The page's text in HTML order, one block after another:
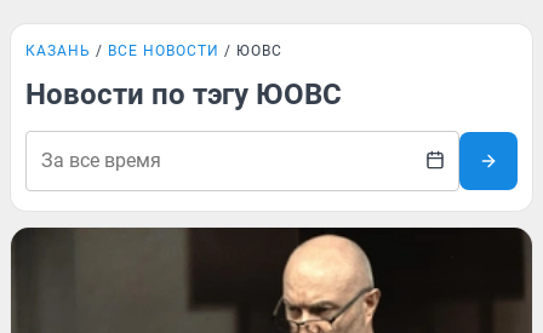
КАЗАНЬ ВСЕ НОВОСТИ ЮОВС
Новости по тэгу ЮОВС